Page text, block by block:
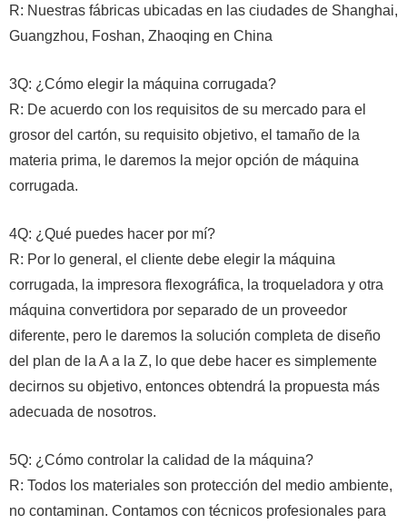
R: Nuestras fábricas ubicadas en las ciudades de Shanghai,
Guangzhou, Foshan, Zhaoqing en China
3Q: ¿Cómo elegir la máquina corrugada?
R: De acuerdo con los requisitos de su mercado para el
grosor del cartón, su requisito objetivo, el tamaño de la
materia prima, le daremos la mejor opción de máquina
corrugada.
4Q: ¿Qué puedes hacer por mí?
R: Por lo general, el cliente debe elegir la máquina
corrugada, la impresora flexográfica, la troqueladora y otra
máquina convertidora por separado de un proveedor
diferente, pero le daremos la solución completa de diseño
del plan de la A a la Z, lo que debe hacer es simplemente
decirnos su objetivo, entonces obtendrá la propuesta más
adecuada de nosotros.
5Q: ¿Cómo controlar la calidad de la máquina?
R: Todos los materiales son protección del medio ambiente,
no contaminan. Contamos con técnicos profesionales para